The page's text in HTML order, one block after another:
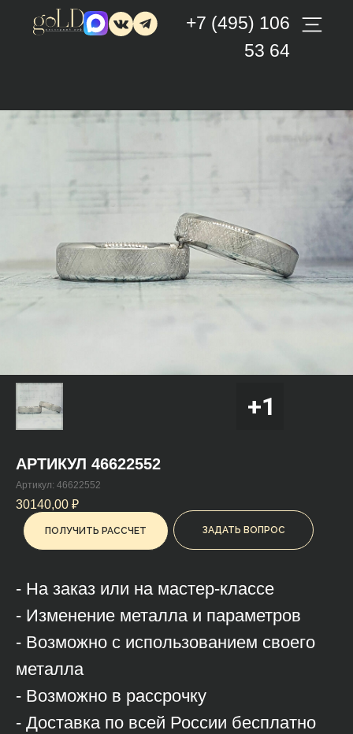
+7 (495) 106
53 64
ПОЛУЧИТЬ РАССЧЕТ ЗАДАТЬ ВОПРОС
АРТИКУЛ 46622552
Артикул: 46622552
30140,00 ₽
- На заказ или на мастер-классе
- Изменение металла и параметров
- Возможно с использованием своего
металла
- Возможно в рассрочку
- Доставка по всей России бесплатно